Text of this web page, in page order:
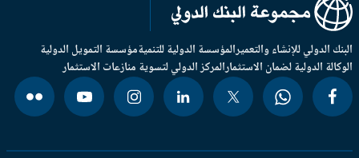
الدولي للإنشاء والتعميرالمؤسسة الدولية للتنميةمؤسسة التمويل الدولية
الدولية لضمان الاستثمارالمركز الدولي لتسوية منازعات الاستثمار